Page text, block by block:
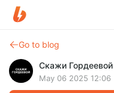
Go to blog
Скажи Гордеевой
May 06 2025 12:06